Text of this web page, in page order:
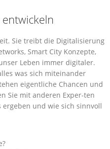
Sie treibt die Digitalisierung
Smart City Konzepte,
Leben immer digitaler.
was sich miteinander
eigentliche Chancen und
Sie mit anderen Exper-ten
und wie sich sinnvoll